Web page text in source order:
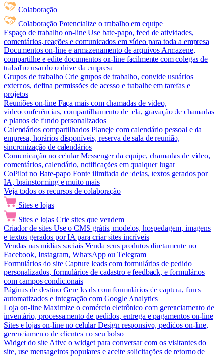
Colaboração
Colaboração Potencialize o trabalho em equipe
Espaço de trabalho on-line Use bate-papo, feed de atividades,
comentários, reações e comunicados em vídeo para toda a empresa
Documentos on-line e armazenamento de arquivos Armazene,
compartilhe e edite documentos on-line facilmente com colegas de
trabalho usando o drive da empresa
Grupos de trabalho Crie grupos de trabalho, convide usuários
externos, defina permissões de acesso e trabalhe em tarefas e
projetos
Reuniões on-line Faça mais com chamadas de vídeo,
videoconferências, compartilhamento de tela, gravação de chamadas
e planos de fundo personalizados
Calendários compartilhados Planeje com calendário pessoal e da
empresa, horários disponíveis, reserva de sala de reunião,
sincronização de calendários
Comunicação no celular Messenger da equipe, chamadas de vídeo,
comentários, calendário, notificações em qualquer lugar
CoPilot no Bate-papo Fonte ilimitada de ideias, textos gerados por
IA, brainstorming e muito mais
Veja todos os recursos de colaboração
Sites e lojas
Sites e lojas Crie sites que vendem
Criador de sites Use o CMS grátis, modelos, hospedagem, imagens
e textos gerados por IA para criar sites incríveis
Vendas nas mídias sociais Venda seus produtos diretamente no
Facebook, Instagram, WhatsApp ou Telegram
Formulários do site Capture leads com formulários de pedido
personalizados, formulários de cadastro e feedback, e formulários
com campos condicionais
Páginas de destino Gere leads com formulários de captura, funis
automatizados e integração com Google Analytics
Loja on-line Maximize o comércio eletrônico com gerenciamento de
inventário, processamento de pedidos, entrega e pagamentos on-line
Sites e lojas on-line no celular Design responsivo, pedidos on-line,
gerenciamento de clientes no seu bolso
Widget do site Ative o widget para conversar com os visitantes do
site, use mensageiros populares e aceite solicitações de retorno de